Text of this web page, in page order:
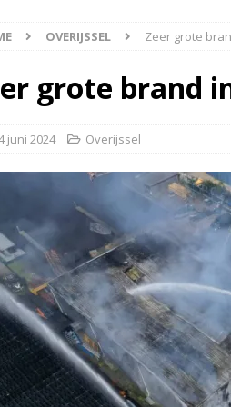
[ 8 augustus 2026 ]
[ 7 augustus 2026 ]
OVERIJSSEL Zeer grote
grote brand
juni 2024 Overijssel